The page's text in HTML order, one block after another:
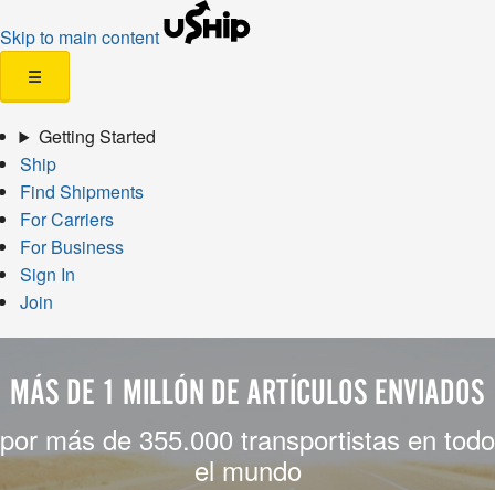
Skip to main content
☰
Getting Started
Ship
Find Shipments
For Carriers
For Business
Sign In
Join
MÁS DE 1 MILLÓN DE ARTÍCULOS ENVIADOS
por más de 355.000 transportistas en todo
el mundo